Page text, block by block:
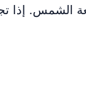
الشمس. إذا